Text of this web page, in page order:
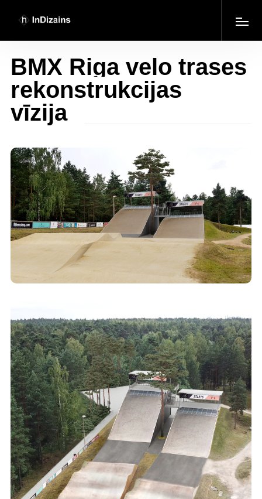
BMX Riga velo trases
rekonstrukcijas
vīzija